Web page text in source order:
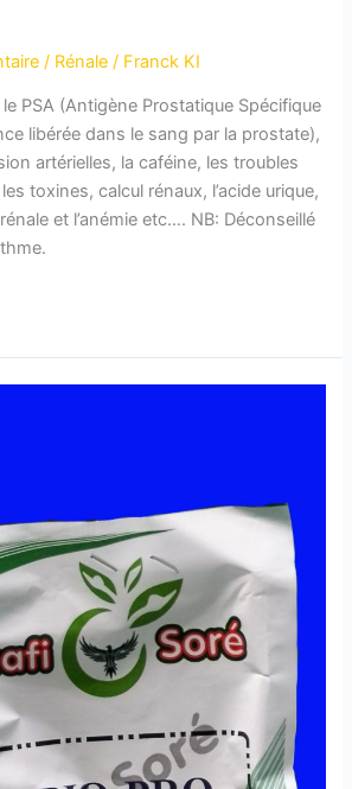
/ Rénale / Franck KI
PSA (Antigène Prostatique Spécifique
libérée dans le sang par la prostate),
artérielles, la caféine, les troubles
toxines, calcul rénaux, l’acide urique,
et l’anémie etc…. NB: Déconseillé